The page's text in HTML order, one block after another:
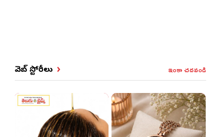
వెబ్ స్టోరీలు ఇంకా చదవండి